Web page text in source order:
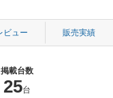
ビュー 販売実績
掲載台数
25台